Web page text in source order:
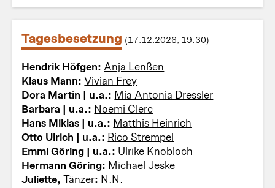
Tagesbesetzung (17.12.2026, 19:30)
Hendrik Höfgen:Anja Lenßen
Klaus Mann:Vivian Frey
Dora Martin | u.a.: Mia Antonia Dressler
Barbara | u.a.: Noemi Clerc
Hans Miklas | u.a.: Matthis Heinrich
Otto Ulrich | u.a.: Rico Strempel
Emmi Göring | u.a.:
Ulrike Knobloch
Hermann Göring: Michael Jeske
Juliette,Tänzer: N.N.